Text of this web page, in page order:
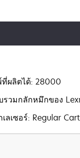
ผลิตได้: 28000
รวมกลักหมึกของ
ลเซอร์: Regular